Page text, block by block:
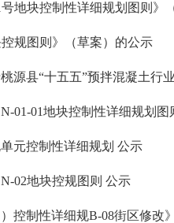
地块控制性详细规划图则》
规图则》（草案）的公示
01-01地块控制性详细规划图
元控制性详细规划 公示
02地块控规图则 公示
控制性详细规B-08街区修改